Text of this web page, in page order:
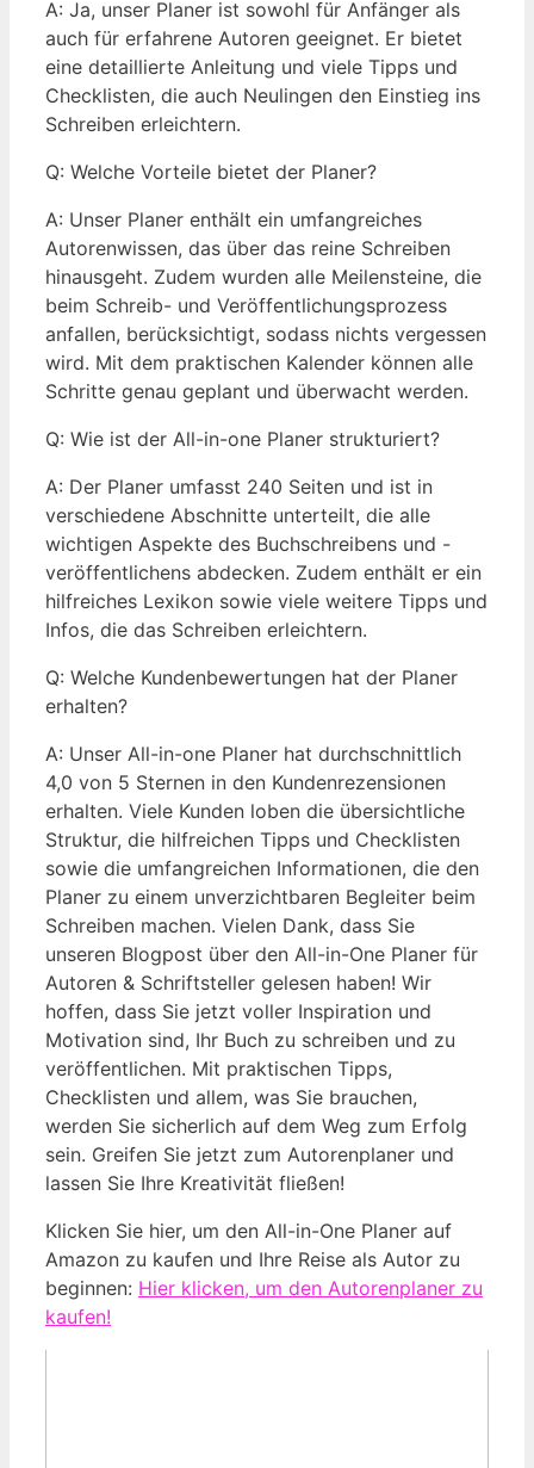
A: Ja, unser Planer ist sowohl für Anfänger als
auch für erfahrene Autoren geeignet. Er bietet
eine detaillierte Anleitung und viele Tipps und
Checklisten, die auch Neulingen den Einstieg ins
Schreiben erleichtern.
Q: Welche Vorteile bietet der Planer?
A: Unser Planer enthält ein umfangreiches
Autorenwissen, das über das reine Schreiben
hinausgeht. Zudem wurden alle Meilensteine, die
beim Schreib- und Veröffentlichungsprozess
anfallen, berücksichtigt, sodass nichts vergessen
wird. Mit dem praktischen Kalender können alle
Schritte genau geplant und überwacht werden.
Q: Wie ist der All-in-one Planer strukturiert?
A: Der Planer umfasst 240 Seiten und ist in
verschiedene Abschnitte unterteilt, die alle
wichtigen Aspekte des Buchschreibens und -
veröffentlichens abdecken. Zudem enthält er ein
hilfreiches Lexikon sowie viele weitere Tipps und
Infos, die das Schreiben erleichtern.
Q: Welche Kundenbewertungen hat der Planer
erhalten?
A: Unser All-in-one Planer hat durchschnittlich
4,0 von 5 Sternen in den Kundenrezensionen
erhalten. Viele Kunden loben die übersichtliche
Struktur, die hilfreichen Tipps und Checklisten
sowie die umfangreichen Informationen, die den
Planer zu einem unverzichtbaren Begleiter beim
Schreiben machen. Vielen Dank, dass Sie
unseren Blogpost über den All-in-One Planer für
Autoren & Schriftsteller gelesen haben! Wir
hoffen, dass Sie jetzt voller Inspiration und
Motivation sind, Ihr Buch zu schreiben und zu
veröffentlichen. Mit praktischen Tipps,
Checklisten und allem, was Sie brauchen,
werden Sie sicherlich auf dem Weg zum Erfolg
sein. Greifen Sie jetzt zum Autorenplaner und
lassen Sie Ihre Kreativität fließen!
Klicken Sie hier, um den All-in-One Planer auf
Amazon zu kaufen und Ihre Reise als Autor zu
beginnen: Hier klicken, um den Autorenplaner zu
kaufen!